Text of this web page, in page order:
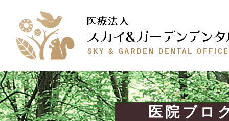
医院ブロ